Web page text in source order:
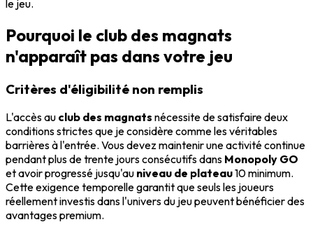
le jeu.
Pourquoi le club des magnats
n'apparaît pas dans votre jeu
Critères d'éligibilité non remplis
L'accès au club des magnats nécessite de satisfaire deux
conditions strictes que je considère comme les véritables
barrières à l'entrée. Vous devez maintenir une activité continue
pendant plus de trente jours consécutifs dans Monopoly GO
et avoir progressé jusqu'au niveau de plateau10 minimum.
Cette exigence temporelle garantit que seuls les joueurs
réellement investis dans l'univers du jeu peuvent bénéficier des
avantages premium.